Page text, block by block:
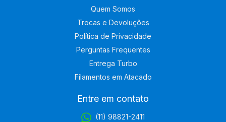
Quem Somos
Trocas e Devoluções
Política de Privacidade
Perguntas Frequentes
Entrega Turbo
Filamentos em Atacado
Entre em contato
(11) 98821-2411